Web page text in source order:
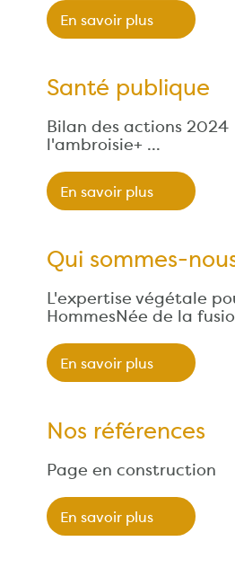
En savoir plus
Santé publique
Bilan des actions
l'ambroisie+ …
En savoir plus
Qui sommes-
L'expertise végétale
HommesNée de la
En savoir plus
Nos références
Page en construction
En savoir plus